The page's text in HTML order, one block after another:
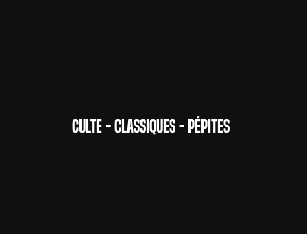
CULTE - CLASSIQUES - PÉPITES